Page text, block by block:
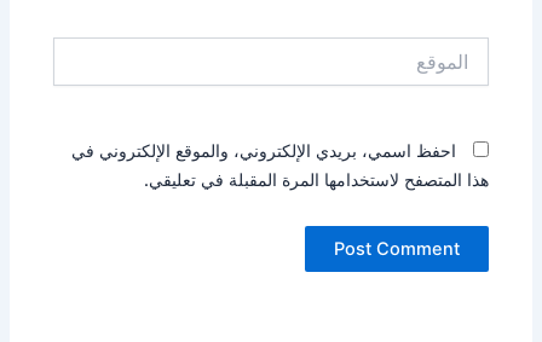
احفظ اسمي، بريدي الإلكتروني، والموقع الإلكتروني في
هذا المتصفح لاستخدامها المرة المقبلة في تعليقي.